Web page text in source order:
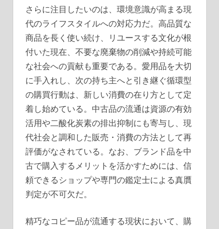
さらに注目したいのは、環境意識が高まる現
代のライフスタイルへの対応力だ。高品質な
商品を長く使い続け、リユースする文化が根
付いた現在、不要な廃棄物の削減や持続可能
な社会への貢献も重要である。愛用品を大切
に手入れし、次の持ち主へと引き継ぐ循環型
の購買行動は、新しい消費の在り方として定
着し始めている。中古品の流通は資源の有効
活用や二酸化炭素の排出抑制にも寄与し、現
代社会と調和した販売・消費の方法として再
評価がなされている。なお、ブランド品を中
古で購入するメリットを活かすためには、信
頼できるショップや専門の鑑定士による真贋
判定が不可欠だ。
精巧なコピー品が流通する現状において、購